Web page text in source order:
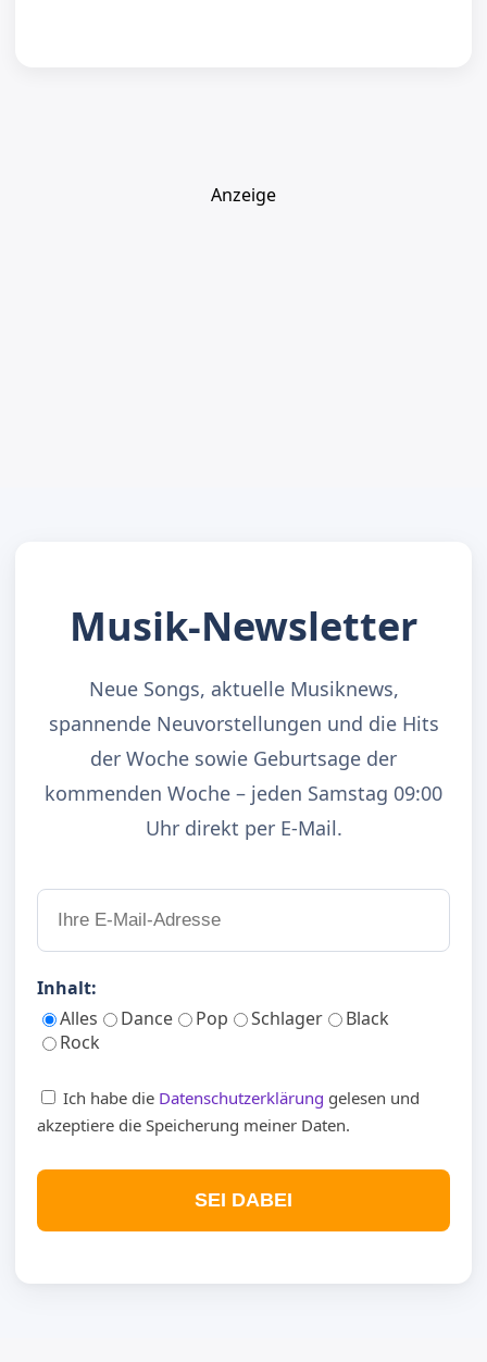
Anzeige
Musik-Newsletter
Neue Songs, aktuelle Musiknews,
spannende Neuvorstellungen und die Hits
der Woche sowie Geburtsage der
kommenden Woche – jeden Samstag 09:00
Uhr direkt per E-Mail.
Inhalt:
Alles
Dance Pop Schlager
Black
Rock
Ich habe die Datenschutzerklärung gelesen und
akzeptiere die Speicherung meiner Daten.
SEI DABEI